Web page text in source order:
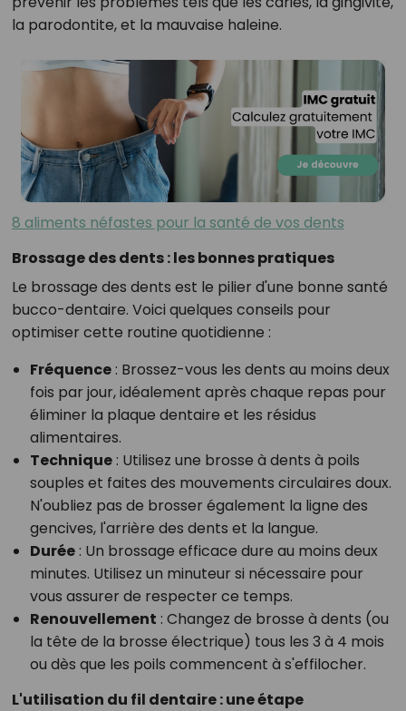
la parodontite, et la mauvaise haleine.
8 aliments néfastes pour la santé de vos dents
Brossage des dents : les bonnes pratiques
Le brossage des dents est le pilier d'une bonne santé
bucco-dentaire. Voici quelques conseils pour
optimiser cette routine quotidienne :
Fréquence: Brossez-vous les dents au moins deux
fois par jour, idéalement après chaque repas pour
éliminer la plaque dentaire et les résidus
alimentaires.
Technique: Utilisez une brosse à dents à poils
souples et faites des mouvements circulaires doux.
N'oubliez pas de brosser également la ligne des
gencives, l'arrière des dents et la langue.
Durée: Un brossage efficace dure au moins deux
minutes. Utilisez un minuteur si nécessaire pour
vous assurer de respecter ce temps.
Renouvellement : Changez de brosse à dents (ou
la tête de la brosse électrique) tous les 3 à 4 mois
ou dès que les poils commencent à s'effilocher.
L'utilisation du fil dentaire : une étape